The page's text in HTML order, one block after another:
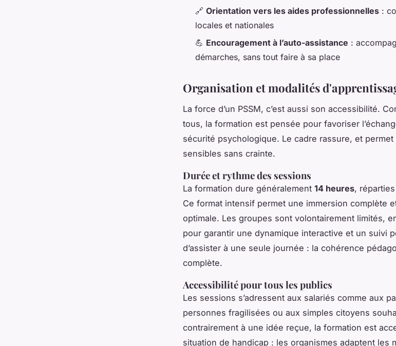
🔗 Orientation vers les aides professionnelles :
locales et nationales
💪 Encouragement à l’auto-assistance :
démarches, sans tout faire à sa place
Organisation et modalités
La force d’un PSSM, c’est aussi son accessibilité.
tous, la formation est pensée pour favoriser
sécurité psychologique. Le cadre rassure, et permet
sensibles sans crainte.
Durée et rythme des sessions
La formation dure généralement 14 heures,
Ce format intensif permet une immersion complète
optimale. Les groupes sont volontairement limités,
pour garantir une dynamique interactive et un suivi
d’assister à une seule journée : la cohérence
complète.
Accessibilité pour tous les publics
Les sessions s’adressent aux salariés comme aux
personnes fragilisées ou aux simples citoyens
contrairement à une idée reçue, la formation est
situation de handicap : les organismes adaptent les